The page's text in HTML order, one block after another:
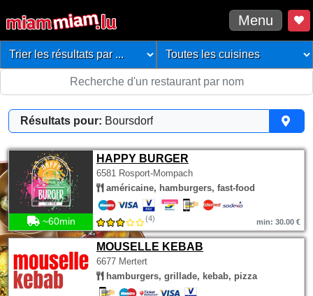
Menu
Résultats pour: Boursdorf
HAPPY BURGER
6581 Rosport-Mompach
américaine, hamburgers, fast-food
~60min (4) min: 30.00 €
MOUSELLE KEBAB
6677 Mertert
hamburgers, grillade, kebab, pizza